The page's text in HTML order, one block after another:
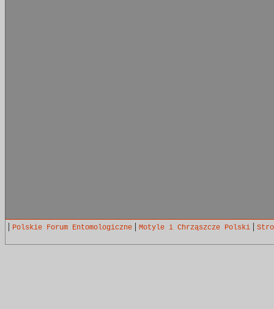
| Polskie Forum Entomologiczne | Motyle i Chrząszcze Polski |